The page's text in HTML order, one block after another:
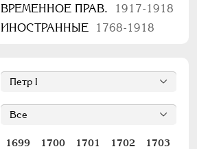
ВРЕМЕННОЕ ПРАВ.
1917-1918
ИНОСТРАННЫЕ
1768-1918
1699 1700 1701 1702
1703